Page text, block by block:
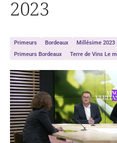
2023
Primeurs Bordeaux Millésime 2023
Primeurs Bordeaux
Terre de Vins Le